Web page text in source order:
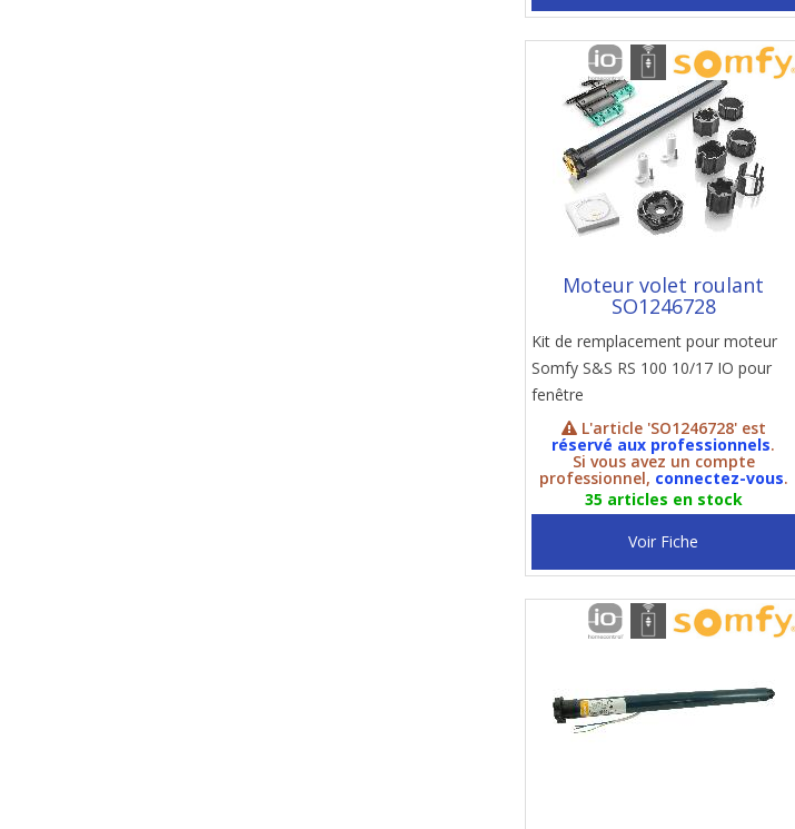
Moteur volet roulant
SO1246728
Kit de remplacement pour moteur
Somfy S&S RS 100 10/17 IO pour
fenêtre
L'article 'SO1246728' est
réservé aux professionnels.
Si vous avez un compte
professionnel, connectez-vous.
35 articles en stock
Voir Fiche